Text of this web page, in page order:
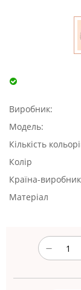
Виробник:
Модель:
Кількість
Колір
Країна-виробник
Матеріал